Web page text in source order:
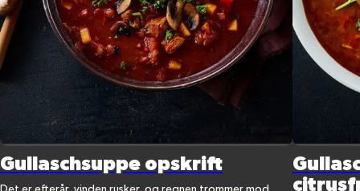
Gullaschsuppe opskrift